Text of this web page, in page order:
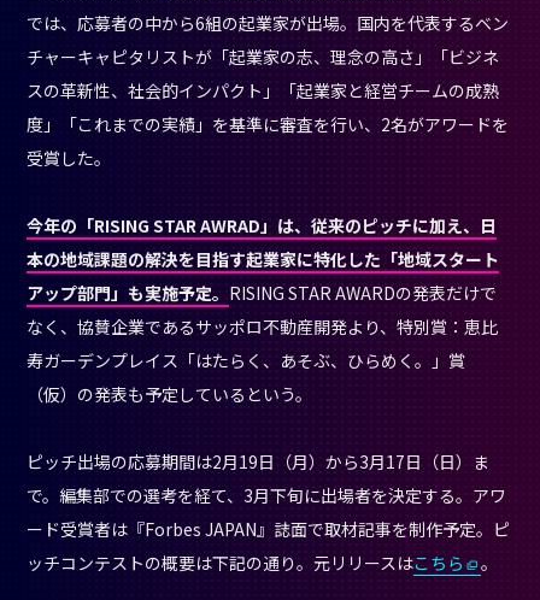
アップ部門」も実施予定。RISING STAR AWARDの発表だけで
なく、協賛企業であるサッポロ不動産開発より、特別賞：恵比
寿ガーデンプレイス「はたらく、あそぶ、ひらめく。」賞
（仮）の発表も予定しているという。
で。編集部での選考を経て、3月下旬に出場者を決定する。アワ
ード受賞者は『Forbes JAPAN』誌面で取材記事を制作予定。ピ
ッチコンテストの概要は下記の通り。元リリースはこちら 。
開催概要
開催日時：2024年4月25日（木）
会場：恵比寿ガーデンプレイス（東京都渋谷区恵比寿
4-20）
参加費 ：無料